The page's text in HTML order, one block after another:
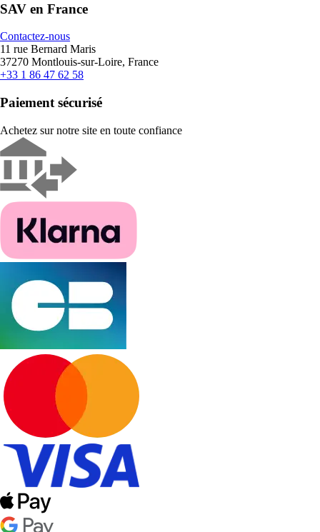
SAV en France
Contactez-nous
11 rue Bernard Maris
37270 Montlouis-sur-Loire, France
+33 1 86 47 62 58
Paiement sécurisé
Achetez sur notre site en toute confiance